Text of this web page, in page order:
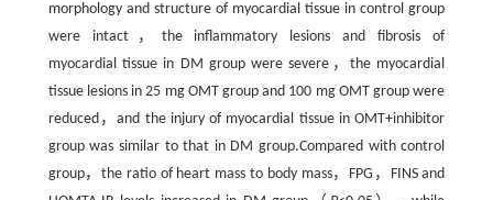
morphology and structure of myocardial tissue in control group
were intact，the inflammatory lesions and fibrosis of
myocardial tissue in DM group were severe，the myocardial
tissue lesions in 25 mg OMT group and 100 mg OMT group were
reduced，and the injury of myocardial tissue in OMT+inhibitor
group was similar to that in DM group.Compared with control
group，the ratio of heart mass to body mass，FPG，FINS and